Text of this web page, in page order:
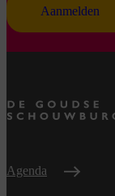
Aanmelden
Agenda